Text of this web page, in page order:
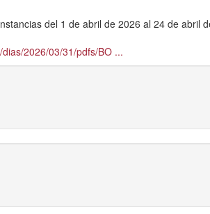
del 1 de abril de 2026 al 24 de abril
2026/03/31/pdfs/BO ...